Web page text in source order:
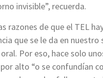
invisible”, recuerda.
razones de que el TEL
que se le da en
Por eso, hace solo
alto “o se confundían